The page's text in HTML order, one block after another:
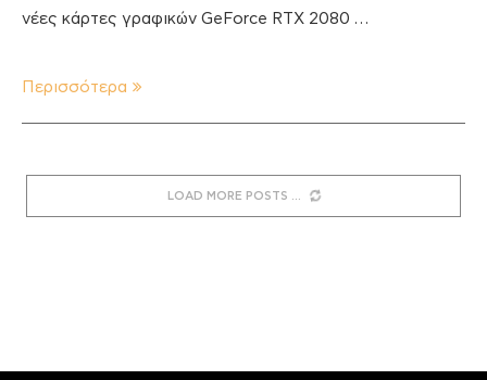
νέες κάρτες γραφικών GeForce RTX 2080 …
Περισσότερα
LOAD MORE POSTS